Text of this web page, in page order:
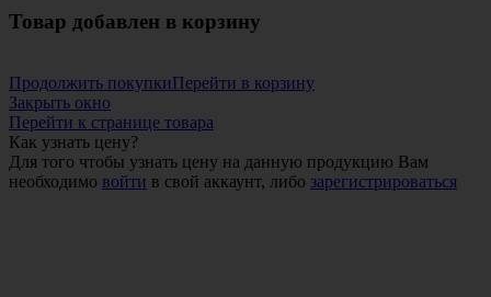
Товар добавлен в корзину
Продолжить покупкиПерейти в корзину
Закрыть окно
Перейти к странице товара
Как узнать цену?
Для того чтобы узнать цену на данную продукцию Вам
необходимо войти в свой аккаунт, либо зарегистрироваться